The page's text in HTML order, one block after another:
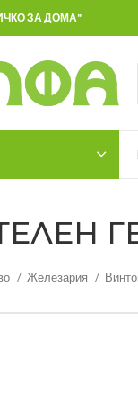
ЗА ДОМА"
Железария